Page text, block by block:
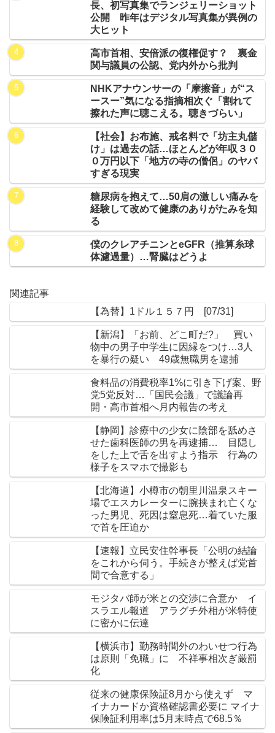
長、初写真集でランジェリーショット
公開 昨年はデジタル写真集が異例の
大ヒット
高市首相、安倍派の復権促す？ 裏金
関与議員の公認、党内外から批判
NHKアナウンサーの「摩擦音」が“ス
ースー”気になる指摘相次ぐ「割れて
擦れた声に聴こえる。聴きづらい」
【社会】お布施、戒名料で「坊主丸儲
け」は過去の話…ほとんどが年収３０
０万円以下「地方の寺の僧侶」のヤバ
すぎる現実
糖尿病を抱えて…50肩の激しい痛みを
経験して改めて健康のありがたみを知
る
僕のクレアチニンとeGFR（推算糸球
体濾過量）…腎臓はどうよ
関連記事
【為替】1ドル１５７円 [07/31]
【新潟】「お前、どこ町だ?」 買い
物中の男子中学生に因縁をつけ…3人
を暴行の疑い 49歳無職男を逮捕
食料品の消費税率1%に引き下げ案、野
党5党反対…「国民会議」で議論再
開・高市首相へ月内報告の考え
【静岡】診療中の少女に陰部を舐めさ
せた歯科医師の男を再逮捕… 目隠し
をした上で舌を出すよう指示 行為の
様子をスマホで撮影も
【北海道】小樽市の朝里川温泉スキー
場でエスカレーターに腕挟まれ亡くな
った男児、死因は窒息死…着ていた服
で首を圧迫か
【速報】立民安住幹事長「公明の結論
をこれから伺う。手続きが整えば党首
間で合意する」
モジタバ師が米との交渉に合意か イ
スラエル報道 アラグチ外相が米特使
に密かに伝達
【横浜市】勤務時間外のわいせつ行為
は原則「免職」に 不祥事相次ぎ厳罰
化
従来の健康保険証8月から使えず マ
イナカードか資格確認書必要に マイナ
保険証利用率は5月末時点で68.5％